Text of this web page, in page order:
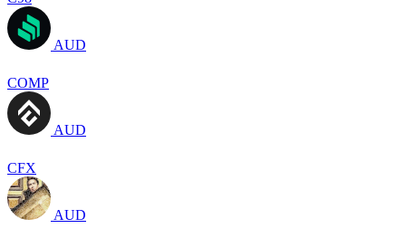
AUD
COMP
AUD
CFX
AUD